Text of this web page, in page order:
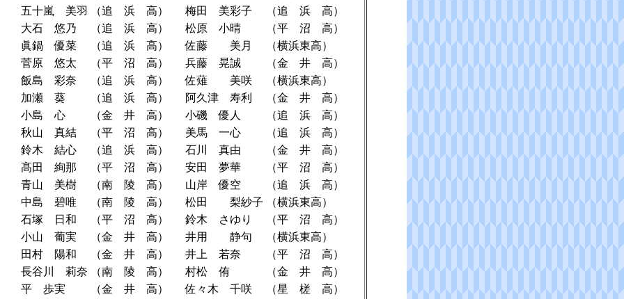
五十嵐 美羽
（追 浜 高） 梅田 美彩子
（追 浜 高）
大石 悠乃
（追 浜 高） 松原 小晴
（平 沼 高）
眞鍋 優菜
（追 浜 高） 佐藤 美月
（横浜東高）
菅原 悠太
（平 沼 高） 兵藤 晃誠
（金 井 高）
飯島 彩奈
（追 浜 高） 佐薙 美咲
（横浜東高）
加瀬 葵
（追 浜 高） 阿久津 寿利
（金 井 高）
小島 心
（金 井 高） 小磯 優人
（追 浜 高）
秋山 真結
（平 沼 高） 美馬 一心
（追 浜 高）
鈴木 結心
（追 浜 高） 石川 真由
（金 井 高）
髙田 絢那
（平 沼 高） 安田 夢華
（平 沼 高）
青山 美樹
（南 陵 高） 山岸 優空
（追 浜 高）
中島 碧唯
（南 陵 高） 松田 梨紗子
（横浜東高）
石塚 日和
（平 沼 高） 鈴木 さゆり
（平 沼 高）
小山 葡実
（金 井 高） 井用 静句
（横浜東高）
田村 陽和
（金 井 高） 井上 若奈
（平 沼 高）
長谷川 莉奈
（南 陵 高） 村松 侑
（金 井 高）
平 歩実
（金 井 高） 佐々木 千咲
（星 槎 高）